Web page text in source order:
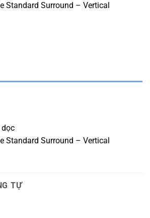
Standard Surround – Vertical
Standard Surround – Vertical
TỰ